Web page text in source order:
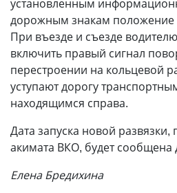
установленным
дорожным знакам положение
При въезде и съезде
включить правый сигнал
перестроении на кольцевой
уступают дорогу
находящимся справа.
Дата запуска новой
акимата ВКО, будет сообщена
Елена Бредихина